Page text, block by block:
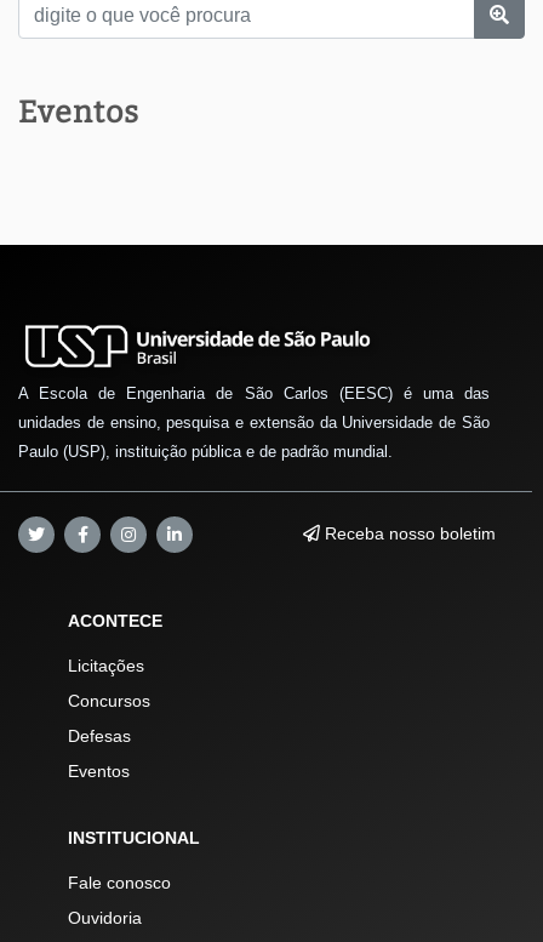
Eventos
A Escola de Engenharia de São Carlos (EESC) é uma das
unidades de ensino, pesquisa e extensão da Universidade de São
Paulo (USP), instituição pública e de padrão mundial.
Receba nosso boletim
ACONTECE
Licitações
Concursos
Defesas
Eventos
INSTITUCIONAL
Fale conosco
Ouvidoria